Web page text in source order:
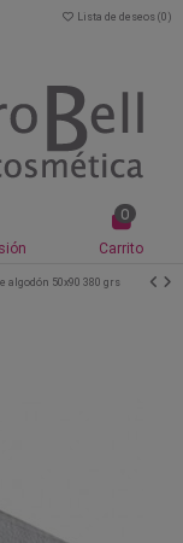
Lista de deseos (0 )
0
Carrito
algodón 50x90 380 grs